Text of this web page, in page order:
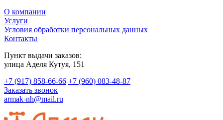
О компании
Услуги
Условия обработки персональных данных
Контакты
Пункт выдачи заказов:
​улица Аделя Кутуя, 151
+7 (917) 858-66-66 +7 (960) 083-48-87
Заказать звонок
armak-nh@mail.ru